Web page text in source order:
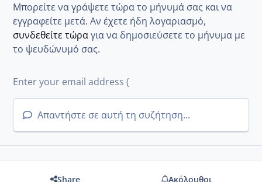
Μπορείτε να γράψετε τώρα το μήνυμά σας και να
εγγραφείτε μετά. Αν έχετε ήδη λογαριασμό,
συνδεθείτε τώραγια να δημοσιεύσετε το μήνυμα με
το ψευδώνυμό σας.
Απαντήστε σε αυτή τη συζήτηση...
Share Ακόλουθοι